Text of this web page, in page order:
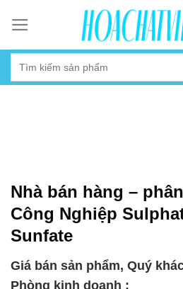
content
Nhà bán hàng –
Công Nghiệp
Sunfate
Giá bán sản phẩm, Quý
Phòng kinh doanh :